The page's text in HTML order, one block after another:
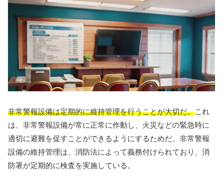
非常警報設備は定期的に維持管理を行うことが大切だ。これ
は、非常警報設備が常に正常に作動し、火災などの緊急時に
適切に避難を促すことができるようにするためだ。非常警報
設備の維持管理は、消防法によって義務付けられており、消
防署が定期的に検査を実施している。